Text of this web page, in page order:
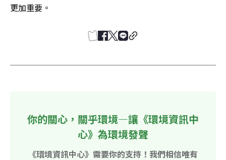
更加重要。
你的關心，關乎環境—讓《環境資訊中
心》為環境發聲
《環境資訊中心》需要你的支持！我們相信唯有